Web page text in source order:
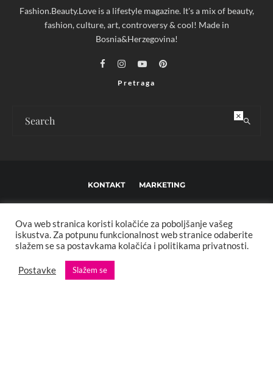
Fashion.Beauty.Love is a lifestyle magazine. It's a mix of beauty,
fashion, culture, art, controversy & cool! Made in
Bosnia&Herzegovina!
Pretraga
KONTAKT MARKETING
IMPRESSUM O NAMA
Copyright © 2013 - 2025 FBL creative. Sva prava zadržana. Developed by:
XStreamThemes
Ova web stranica koristi kolačiće za poboljšanje vašeg
iskustva. Za potpunu funkcionalnost web stranice odaberite
slažem se sa postavkama kolačića i politikama privatnosti.
Postavke Slažem se
×